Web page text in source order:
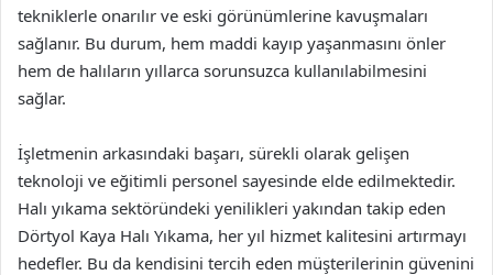
tekniklerle onarılır ve eski görünümlerine kavuşmaları
sağlanır. Bu durum, hem maddi kayıp yaşanmasını önler
hem de halıların yıllarca sorunsuzca kullanılabilmesini
sağlar.
İşletmenin arkasındaki başarı, sürekli olarak gelişen
teknoloji ve eğitimli personel sayesinde elde edilmektedir.
Halı yıkama sektöründeki yenilikleri yakından takip eden
Dörtyol Kaya Halı Yıkama, her yıl hizmet kalitesini artırmayı
hedefler. Bu da kendisini tercih eden müşterilerinin güvenini